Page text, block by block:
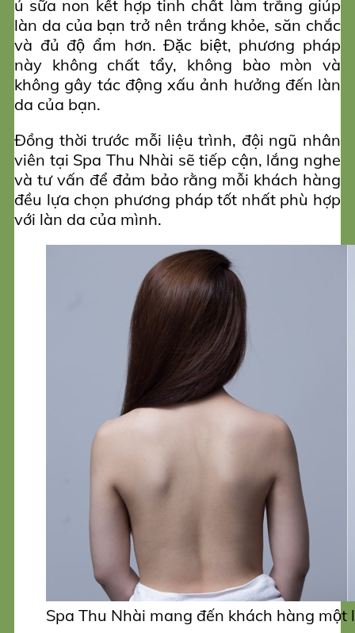
ủ sữa non kết hợp tinh chất làm trắng giúp
làn da của bạn trở nên trắng khỏe, săn chắc
và đủ độ ẩm hơn. Đặc biệt, phương pháp
này không chất tẩy, không bào mòn và
không gây tác động xấu ảnh hưởng đến làn
da của bạn.
Đồng thời trước mỗi liệu trình, đội ngũ nhân
viên tại Spa Thu Nhài sẽ tiếp cận, lắng nghe
và tư vấn để đảm bảo rằng mỗi khách hàng
đều lựa chọn phương pháp tốt nhất phù hợp
với làn da của mình.
Spa Thu Nhài mang đến khách hàng một